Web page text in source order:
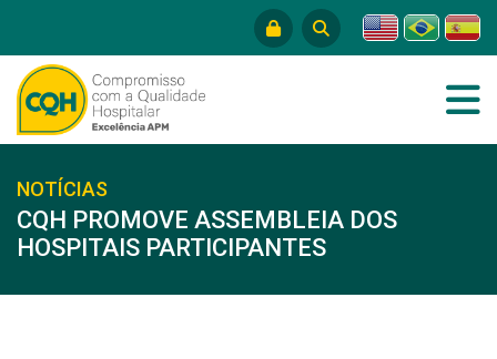
NOTÍCIAS
CQH PROMOVE ASSEMBLEIA DOS
HOSPITAIS PARTICIPANTES